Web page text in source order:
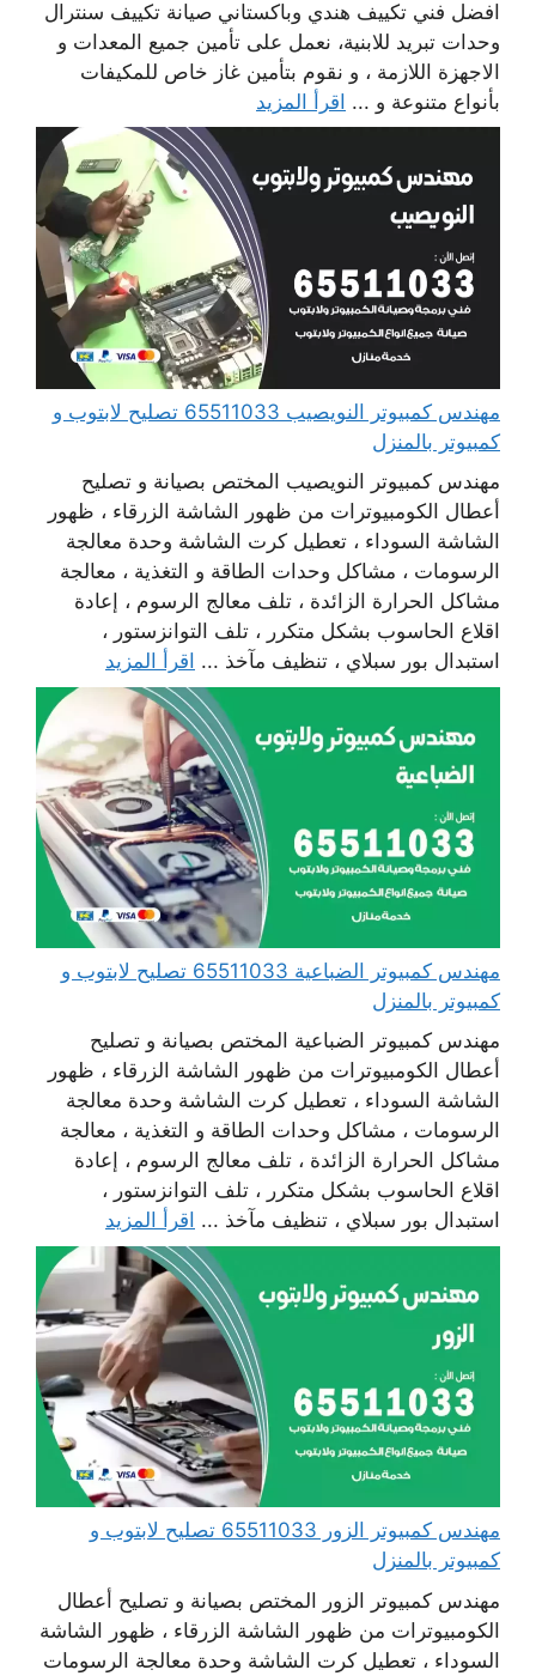
افضل فني تكييف هندي وباكستاني صيانة تكييف سنترال
وحدات تبريد للابنية، نعمل على تأمين جميع المعدات و
الاجهزة اللازمة ، و نقوم بتأمين غاز خاص للمكيفات
بأنواع متنوعة و ... اقرأ المزيد
مهندس كمبيوتر النويصيب 65511033 تصليح لابتوب و
كمبيوتر بالمنزل
مهندس كمبيوتر النويصيب المختص بصيانة و تصليح
أعطال الكومبيوترات من ظهور الشاشة الزرقاء ، ظهور
الشاشة السوداء ، تعطيل كرت الشاشة وحدة معالجة
الرسومات ، مشاكل وحدات الطاقة و التغذية ، معالجة
مشاكل الحرارة الزائدة ، تلف معالج الرسوم ، إعادة
اقلاع الحاسوب بشكل متكرر ، تلف التوانزستور ،
استبدال بور سبلاي ، تنظيف مآخذ ... اقرأ المزيد
مهندس كمبيوتر الضباعية 65511033 تصليح لابتوب و
كمبيوتر بالمنزل
مهندس كمبيوتر الضباعية المختص بصيانة و تصليح
أعطال الكومبيوترات من ظهور الشاشة الزرقاء ، ظهور
الشاشة السوداء ، تعطيل كرت الشاشة وحدة معالجة
الرسومات ، مشاكل وحدات الطاقة و التغذية ، معالجة
مشاكل الحرارة الزائدة ، تلف معالج الرسوم ، إعادة
اقلاع الحاسوب بشكل متكرر ، تلف التوانزستور ،
استبدال بور سبلاي ، تنظيف مآخذ ... اقرأ المزيد
مهندس كمبيوتر الزور 65511033 تصليح لابتوب و
كمبيوتر بالمنزل
مهندس كمبيوتر الزور المختص بصيانة و تصليح أعطال
الكومبيوترات من ظهور الشاشة الزرقاء ، ظهور الشاشة
السوداء ، تعطيل كرت الشاشة وحدة معالجة الرسومات